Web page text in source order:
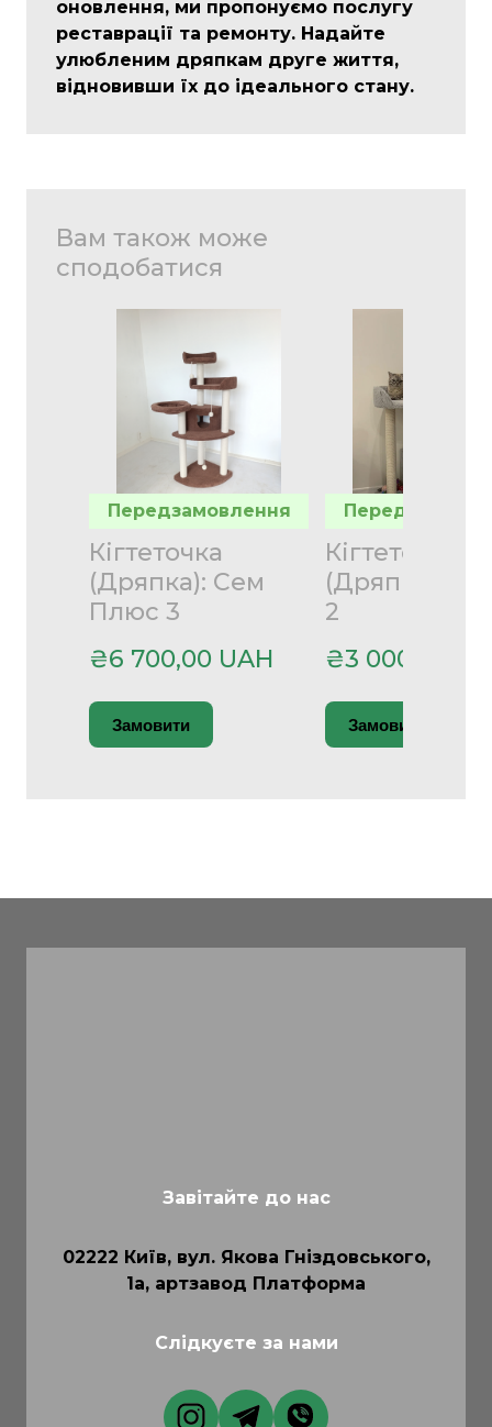
оновлення, ми пропонуємо послугу
реставрації та ремонту. Надайте
улюбленим дряпкам друге життя,
відновивши їх до ідеального стану.
Вам також може
сподобатися
Передзамовлення
Кігтеточка
(Дряпка): Сем
Плюс 3
₴6 700,00 UAH
Замовити
Кігтеточка
(Дряпка):
2
₴3 000,00
Замовити
Завітайте до нас
02222 Київ, вул. Якова Гніздовського,
1а, артзавод Платформа
Слідкуєте за нами